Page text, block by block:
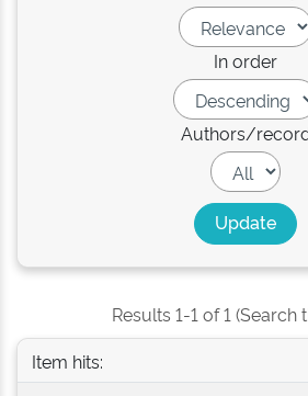
In order
Authors/
Results 1-1 of 1
Item hits: